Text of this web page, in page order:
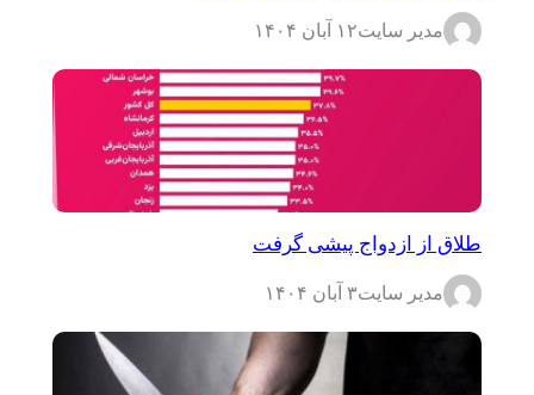
مدیر سایت۱۲ آبان ۱۴۰۴
طلاق از ازدواج پیشی گرفت
مدیر سایت۳ آبان ۱۴۰۴